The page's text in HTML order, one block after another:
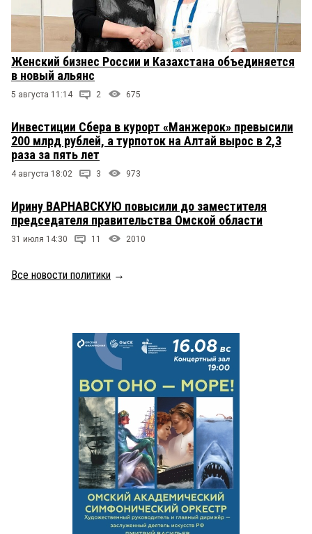
Женский бизнес России и Казахстана объединяется
в новый альянс
5 августа 11:14 2 675
Инвестиции Сбера в курорт «Манжерок» превысили
200 млрд рублей, а турпоток на Алтай вырос в 2,3
раза за пять лет
4 августа 18:02 3 973
Ирину ВАРНАВСКУЮ повысили до заместителя
председателя правительства Омской области
31 июля 14:30 11 2010
Все новости политики →